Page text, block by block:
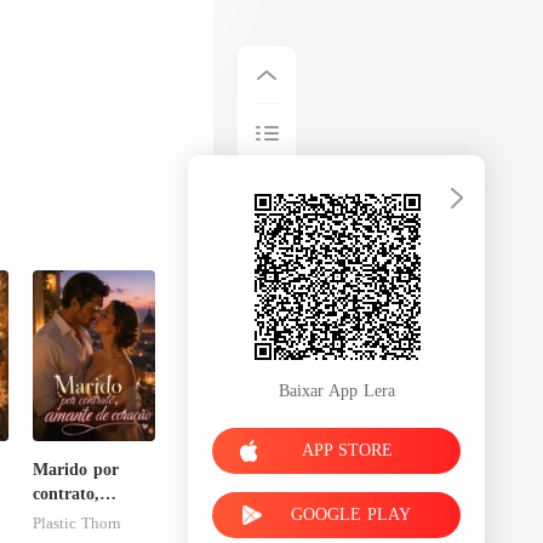
Marido por
contrato,
amante de
Plastic Thorn
Baixar App Lera
APP STORE
GOOGLE PLAY